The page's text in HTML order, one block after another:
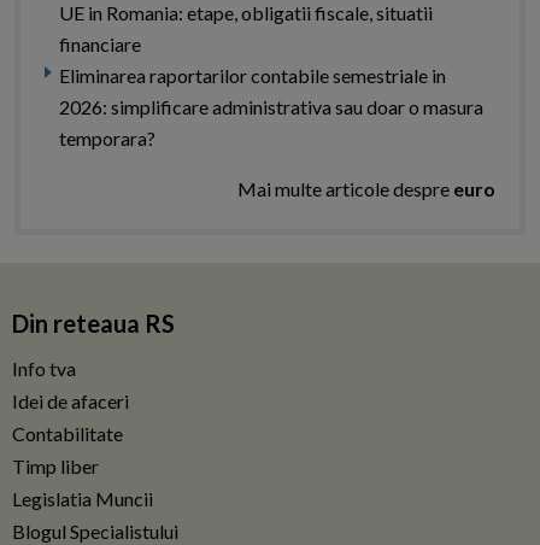
UE in Romania: etape, obligatii fiscale, situatii
financiare
Eliminarea raportarilor contabile semestriale in
2026: simplificare administrativa sau doar o masura
temporara?
Mai multe articole despre euro
Din reteaua RS
Info tva
Idei de afaceri
Contabilitate
Timp liber
Legislatia Muncii
Blogul Specialistului